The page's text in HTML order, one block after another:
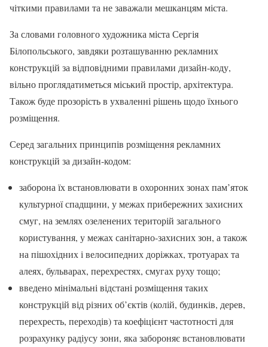
чіткими правилами та не заважали мешканцям міста.
За словами головного художника міста Сергія
Білопольського, завдяки розташуванню рекламних
конструкцій за відповідними правилами дизайн-коду,
вільно проглядатиметься міський простір, архітектура.
Також буде прозорість в ухваленні рішень щодо їхнього
розміщення.
Серед загальних принципів розміщення рекламних
конструкцій за дизайн-кодом:
заборона їх встановлювати в охоронних зонах пам’яток
культурної спадщини, у межах прибережних захисних
смуг, на землях озеленених територій загального
користування, у межах санітарно-захисних зон, а також
на пішохідних і велосипедних доріжках, тротуарах та
алеях, бульварах, перехрестях, смугах руху тощо;
введено мінімальні відстані розміщення таких
конструкцій від різних об’єктів (колій, будинків, дерев,
перехресть, переходів) та коефіцієнт частотності для
розрахунку радіусу зони, яка забороняє встановлювати